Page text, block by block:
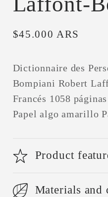
Precio
$45.000 ARS
Dictionnaire des
Bompiani Robert
Francés 1058
Papel algo amarillo
Product
Materials and